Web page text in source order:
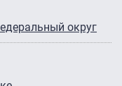
округ